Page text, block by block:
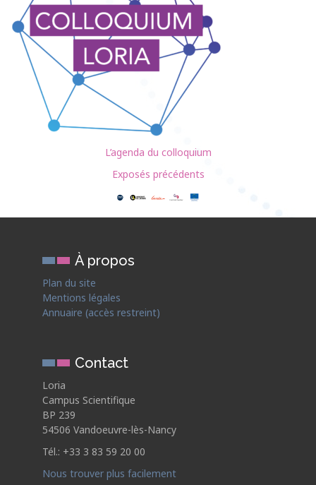
L’agenda du colloquium
Exposés précédents
À propos
Plan du site
Mentions légales
Annuaire (accès restreint)
Contact
Loria
Campus Scientifique
BP 239
54506 Vandoeuvre-lès-Nancy
Tél.: +33 3 83 59 20 00
Nous trouver plus facilement